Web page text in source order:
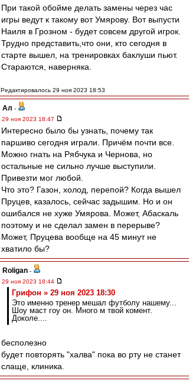
При такой обойме делать замены через час
игры ведут к такому вот Умярову. Вот выпусти
Наиля в Грозном - будет совсем другой игрок.
Трудно представить,что они, кто сегодня в
старте вышел, на тренировках баклуши пьют.
Стараются, наверняка.
Редактировалось 29 ноя 2023 18:53
Ал -
29 ноя 2023 18:47
Интересно было бы узнать, почему так
паршиво сегодня играли. Причём почти все.
Можно гнать на Рябчука и Чернова, но
остальные не сильно лучше выступили.
Привезти мог любой.
Что это? Газон, холод, перепой? Когда вышел
Пруцев, казалось, сейчас задышим. Но и он
ошибался не хуже Умярова. Может, Абаскаль
поэтому и не сделал замен в перерыве?
Может, Пруцева вообще на 45 минут не
хватило бы?
Roligan -
29 ноя 2023 18:44
Грифон » 29 ноя 2023 18:30
Это именно тренер мешал футболу нашему...
Шоу маст гоу он. Много м твой комент.
Доколе....
бесполезно
будет повторять "халва" пока во рту не станет
слаще, клиника.